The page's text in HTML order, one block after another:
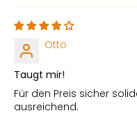
Otto
Taugt mir!
Für den Preis sicher
ausreichend.